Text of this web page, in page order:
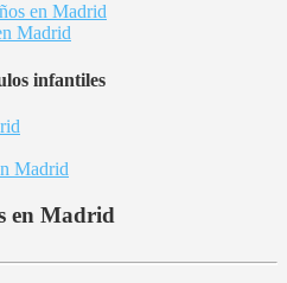
en Madrid
Madrid
infantiles
Madrid
en Madrid